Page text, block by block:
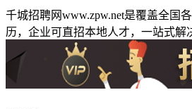
千城招聘网www.zpw.net是覆盖全国
历，企业可直招本地人才，一站式解